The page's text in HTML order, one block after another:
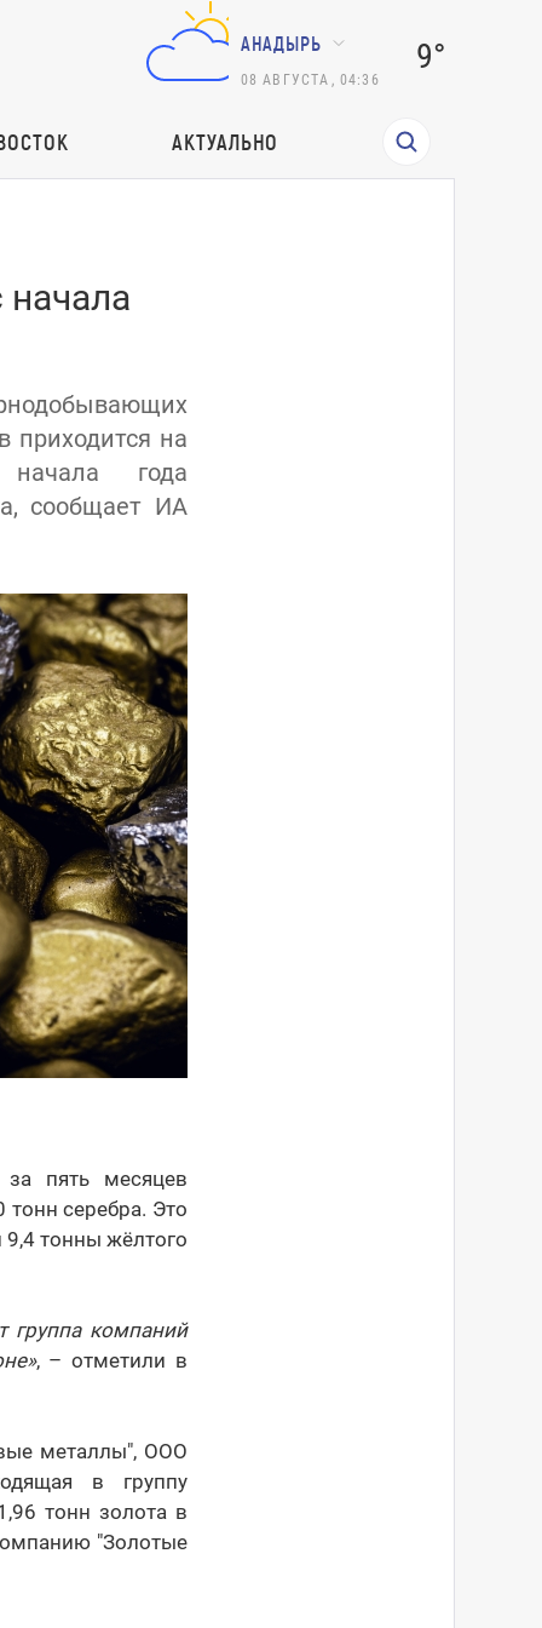
АНАДЫРЬ
08 АВГУСТА 04:36
9°
АКТУАЛЬНО
начала
приходится на
года
сообщает ИА
пять месяцев
серебра. Это
тонны жёлтого
группа компаний
, – отметили в
металлы", ООО
в группу
тонн золота в
"Золотые